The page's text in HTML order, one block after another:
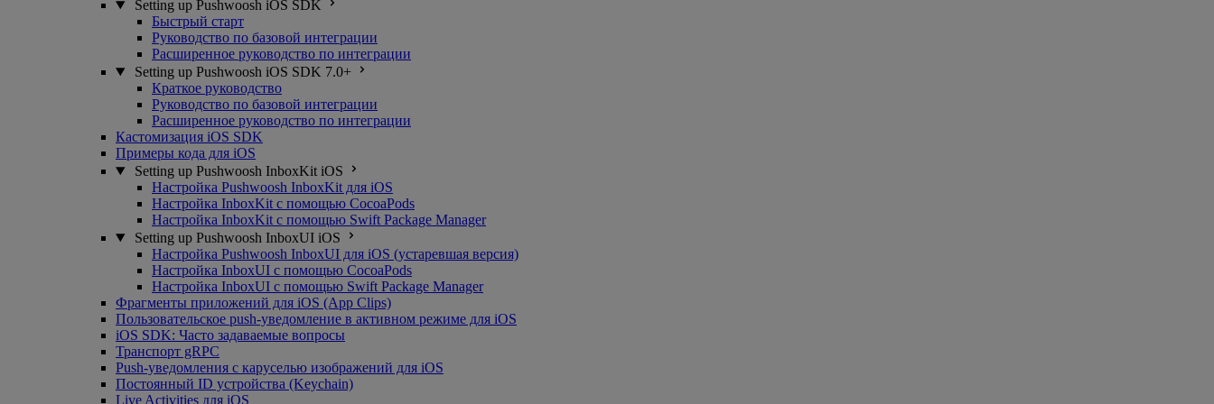
Setting up Pushwoosh iOS SDK
Быстрый старт
Руководство по базовой интеграции
Расширенное руководство по интеграции
Setting up Pushwoosh iOS SDK 7.0+
Краткое руководство
Руководство по базовой интеграции
Расширенное руководство по интеграции
Кастомизация iOS SDK
Примеры кода для iOS
Setting up Pushwoosh InboxKit iOS
Настройка Pushwoosh InboxKit для iOS
Настройка InboxKit с помощью CocoaPods
Настройка InboxKit с помощью Swift Package Manager
Setting up Pushwoosh InboxUI iOS
Настройка Pushwoosh InboxUI для iOS (устаревшая версия)
Настройка InboxUI с помощью CocoaPods
Настройка InboxUI с помощью Swift Package Manager
Фрагменты приложений для iOS (App Clips)
Пользовательское push-уведомление в активном режиме для iOS
iOS SDK: Часто задаваемые вопросы
Транспорт gRPC
Push-уведомления с каруселью изображений для iOS
Постоянный ID устройства (Keychain)
Live Activities для iOS